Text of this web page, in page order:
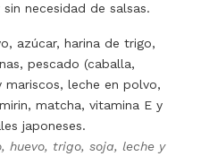
necesidad de salsas.
azúcar, harina de trigo,
pescado (caballa,
leche en polvo,
matcha, vitamina E y
japoneses.
huevo, trigo, soja, leche y